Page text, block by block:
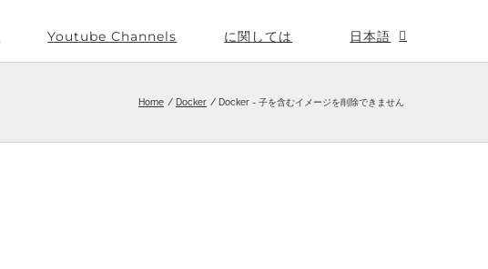
Youtube Channels に関しては 日本語
Home Docker Docker - 子を含むイメージを削除できません